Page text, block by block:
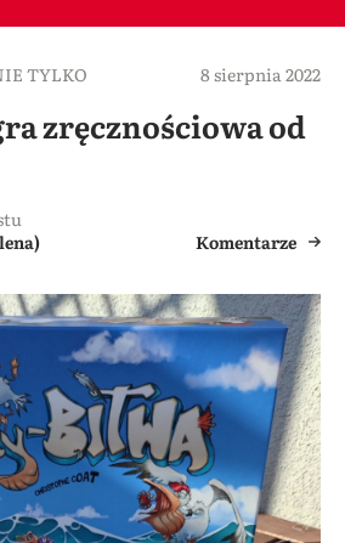
TYLKO 8 sierpnia 2022
zręcznościowa od
Komentarze